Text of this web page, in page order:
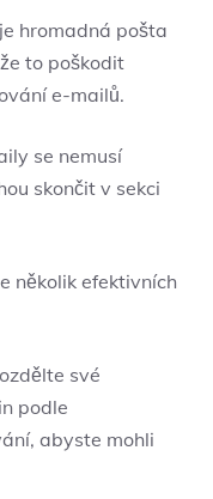
hromadná pošta
to poškodit
e-mailů.
se nemusí
skončit v sekci
několik efektivních
své
podle
abyste mohli